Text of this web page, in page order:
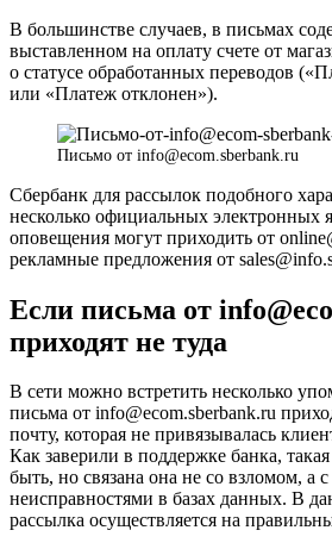
В большинстве случаев, в письмах
выставленном на оплату счете от
о статусе обработанных переводов
или «Платеж отклонен»).
Письмо от info@ecom.sberbank.ru
Сбербанк для рассылок подобного
несколько официальных электронных
оповещения могут приходить от
рекламные предложения от
Если письма от
приходят не туда
В сети можно встретить несколько
письма от info@ecom.sberbank.ru
почту, которая не привязывалась
Как заверили в поддержке банка,
быть, но связана она не со взломом, а
неисправностями в базах данных. В
рассылка осуществляется на